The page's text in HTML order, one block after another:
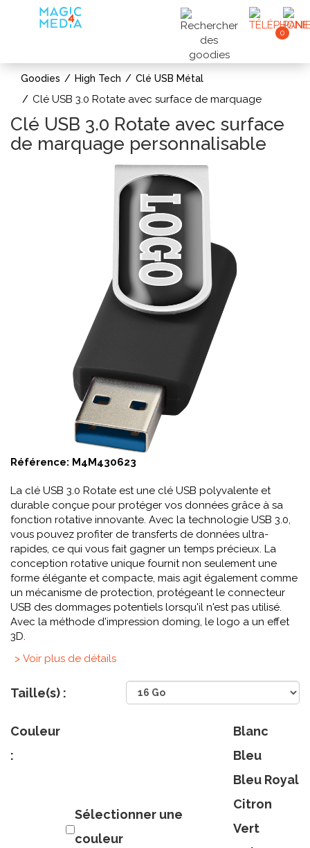
0
Goodies High Tech Clé USB Métal
Clé USB 3.0 Rotate avec surface de marquage
Clé USB 3.0 Rotate avec surface
de marquage personnalisable
Référence: M4M430623
La clé USB 3.0 Rotate est une clé USB polyvalente et
durable conçue pour protéger vos données grâce à sa
fonction rotative innovante. Avec la technologie USB 3.0,
vous pouvez profiter de transferts de données ultra-
rapides, ce qui vous fait gagner un temps précieux. La
conception rotative unique fournit non seulement une
forme élégante et compacte, mais agit également comme
un mécanisme de protection, protégeant le connecteur
USB des dommages potentiels lorsqu'il n'est pas utilisé.
Avec la méthode d'impression doming, le logo a un effet
3D.
> Voir plus de détails
Taille(s) :
Couleur
:
Sélectionner une
couleur
Blanc
Bleu
Bleu Royal
Citron
Vert